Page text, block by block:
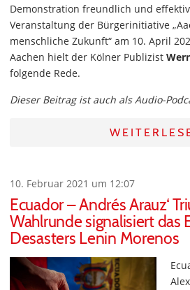
Demonstration freundlich und
Veranstaltung der Bürgerinitiative
menschliche Zukunft“ am 10. April
Aachen hielt der Kölner Publizist
folgende Rede.
Dieser Beitrag ist auch als Audio-
10. Februar 2021 um 12:07
Ecuador – Andrés Arauz‘
Wahlrunde signalisiert das
Desasters Lenin Morenos